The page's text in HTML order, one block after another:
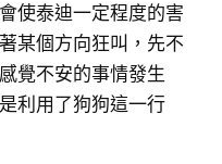
使泰迪一定程度的害
某個方向狂叫，先不
覺不安的事情發生
利用了狗狗這一行